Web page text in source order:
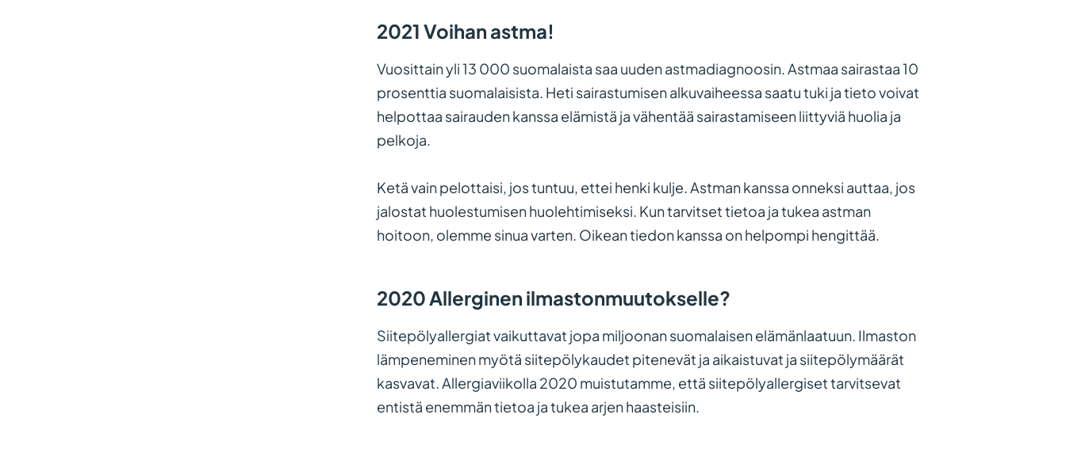
2021 Voihan astma!
Vuosittain yli 13 000 suomalaista saa uuden astmadiagnoosin. Astmaa sairastaa 10
prosenttia suomalaisista. Heti sairastumisen alkuvaiheessa saatu tuki ja tieto voivat
helpottaa sairauden kanssa elämistä ja vähentää sairastamiseen liittyviä huolia ja
pelkoja.
Ketä vain pelottaisi, jos tuntuu, ettei henki kulje. Astman kanssa onneksi auttaa, jos
jalostat huolestumisen huolehtimiseksi. Kun tarvitset tietoa ja tukea astman
hoitoon, olemme sinua varten. Oikean tiedon kanssa on helpompi hengittää.
2020 Allerginen ilmastonmuutokselle?
Siitepölyallergiat vaikuttavat jopa miljoonan suomalaisen elämänlaatuun. Ilmaston
lämpeneminen myötä siitepölykaudet pitenevät ja aikaistuvat ja siitepölymäärät
kasvavat. Allergiaviikolla 2020 muistutamme, että siitepölyallergiset tarvitsevat
entistä enemmän tietoa ja tukea arjen haasteisiin.